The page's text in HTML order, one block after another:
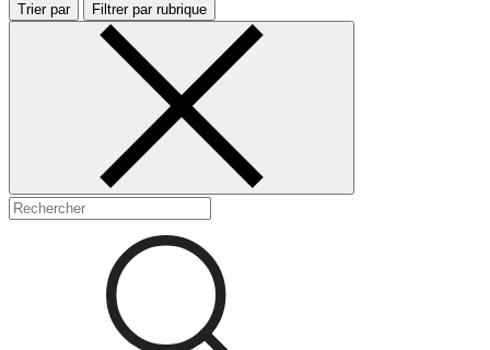
Trier par Filtrer par rubrique